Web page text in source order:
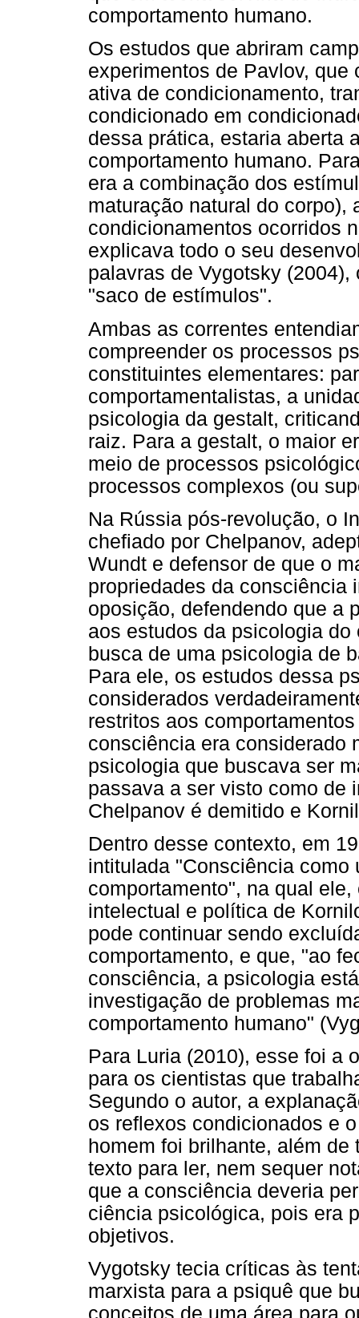
comportamento humano.
Os estudos que abriram
experimentos de Pavlov,
ativa de condicionamento,
condicionado em
dessa prática, estaria aberta
comportamento humano.
era a combinação dos
maturação natural do corpo),
condicionamentos ocorridos
explicava todo o seu
palavras de Vygotsky
"saco de estímulos".
Ambas as correntes
compreender os processos
constituintes elementares:
comportamentalistas, a
psicologia da gestalt,
raiz. Para a gestalt, o maior
meio de processos
processos complexos (ou
Na Rússia pós-revolução, o
chefiado por Chelpanov,
Wundt e defensor de que o
propriedades da consciência
oposição, defendendo que a
aos estudos da psicologia
busca de uma psicologia de
Para ele, os estudos dessa
considerados
restritos aos
consciência era considerado
psicologia que buscava ser
passava a ser visto como de
Chelpanov é demitido e
Dentro desse contexto, em
intitulada "Consciência
comportamento", na qual
intelectual e política de
pode continuar sendo
comportamento, e que, "ao
consciência, a psicologia
investigação de problemas
comportamento humano"
Para Luria (2010), esse foi a
para os cientistas que
Segundo o autor, a
os reflexos condicionados e
homem foi brilhante, além
texto para ler, nem sequer
que a consciência deveria
ciência psicológica, pois era
objetivos.
Vygotsky tecia críticas às
marxista para a psiquê que